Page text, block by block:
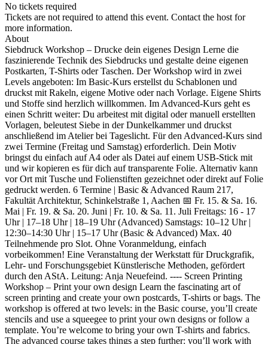
No tickets required
Tickets are not required to attend this event. Contact the host for
more information.
About
Siebdruck Workshop – Drucke dein eigenes Design Lerne die
faszinierende Technik des Siebdrucks und gestalte deine eigenen
Postkarten, T-Shirts oder Taschen. Der Workshop wird in zwei
Levels angeboten: Im Basic-Kurs erstellst du Schablonen und
druckst mit Rakeln, eigene Motive oder nach Vorlage. Eigene Shirts
und Stoffe sind herzlich willkommen. Im Advanced-Kurs geht es
einen Schritt weiter: Du arbeitest mit digital oder manuell erstellten
Vorlagen, beleutest Siebe in der Dunkelkammer und druckst
anschließend im Atelier bei Tageslicht. Für den Advanced-Kurs sind
zwei Termine (Freitag und Samstag) erforderlich. Dein Motiv
bringst du einfach auf A4 oder als Datei auf einem USB-Stick mit
und wir kopieren es für dich auf transparente Folie. Alternativ kann
vor Ort mit Tusche und Folienstiften gezeichnet oder direkt auf Folie
gedruckt werden. 6 Termine | Basic & Advanced Raum 217,
Fakultät Architektur, Schinkelstraße 1, Aachen 📅 Fr. 15. & Sa. 16.
Mai | Fr. 19. & Sa. 20. Juni | Fr. 10. & Sa. 11. Juli Freitags: 16 - 17
Uhr | 17–18 Uhr | 18–19 Uhr (Advanced) Samstags: 10–12 Uhr |
12:30–14:30 Uhr | 15–17 Uhr (Basic & Advanced) Max. 40
Teilnehmende pro Slot. Ohne Voranmeldung, einfach
vorbeikommen! Eine Veranstaltung der Werkstatt für Druckgrafik,
Lehr- und Forschungsgebiet Künstlerische Methoden, gefördert
durch den AStA. Leitung: Anja Neuefeind. ---- Screen Printing
Workshop – Print your own design Learn the fascinating art of
screen printing and create your own postcards, T-shirts or bags. The
workshop is offered at two levels: in the Basic course, you’ll create
stencils and use a squeegee to print your own designs or follow a
template. You’re welcome to bring your own T-shirts and fabrics.
The advanced course takes things a step further: you’ll work with